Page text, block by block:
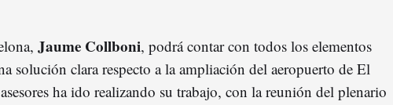
Jaume Collboni, podrá contar con todos los elementos
solución clara respecto a la ampliación del aeropuerto de El
ha ido realizando su trabajo, con la reunión del plenario